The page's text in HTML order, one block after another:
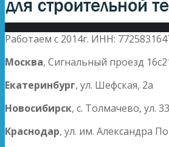
Работаем с 2014г. ИНН:
Москва, Сигнальный проезд
Екатеринбург, ул. Шефская, 2а
Новосибирск, с. Толмачево, ул.
Краснодар, ул. им. Александра